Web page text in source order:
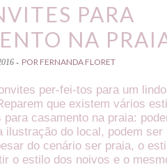
PARA
NA
- POR FERNANDA FLORET
per-fei-tos para um lindo
que existem vários
casamento na praia:
ilustração do local, podem ser
do cenário ser praia, o
o estilo dos noivos e o